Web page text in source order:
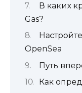
В каких
Gas?
OpenSea
Путь
Как